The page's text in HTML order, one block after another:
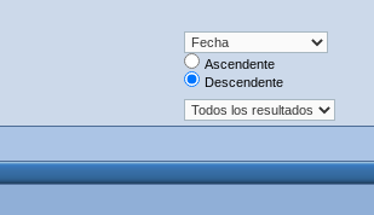
Ascendente
Descendente